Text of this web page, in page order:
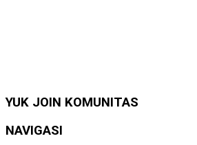
YUK JOIN KOMUNITAS
NAVIGASI